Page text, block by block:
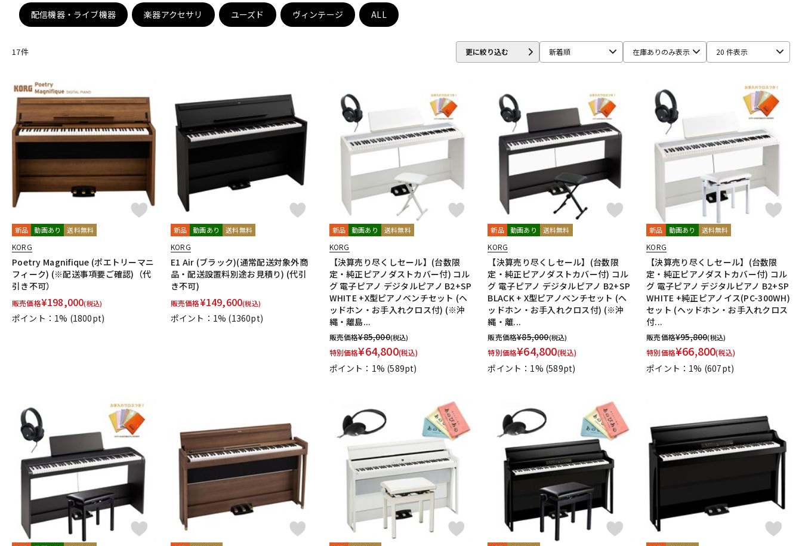
DJ機器 DTM DTM オンラ
イン納品
配信機器・ライブ機器 楽器アクセサリ ユーズド ヴィンテージ ALL
17件 更に絞り込む 新着順 在庫ありのみ表示 20 件表示
新品 動画あり 送料無料
KORG
Poetry Magnifique (ポエトリーマニ
フィーク) (※配送事項要ご確認)（代
引き不可）
販売価格¥198,000(税込)
ポイント：1% (1800pt)
新品 動画あり 送料無料
KORG
E1 Air (ブラック)(通常配送対象外商
品・配送設置料別途お見積り) (代引
き不可)
販売価格¥149,600(税込)
ポイント：1% (1360pt)
新品 動画あり 送料無料
KORG
【決算売り尽くしセール】(台数限
定・純正ピアノダストカバー付) コル
グ 電子ピアノ デジタルピアノ B2+SP
WHITE +X型ピアノベンチセット (ヘ
ッドホン・お手入れクロス付) (※沖
縄・離島...
販売価格¥85,000(税込)
特別価格¥64,800(税込)
ポイント：1% (589pt)
新品 動画あり 送料無料
KORG
【決算売り尽くしセール】(台数限
定・純正ピアノダストカバー付) コル
グ 電子ピアノ デジタルピアノ B2+SP
BLACK + X型ピアノベンチセット (ヘ
ッドホン・お手入れクロス付) (※沖
縄・離...
販売価格¥85,000(税込)
特別価格¥64,800(税込)
ポイント：1% (589pt)
新品 動画あり 送料無料
KORG
【決算売り尽くしセール】(台数限
定・純正ピアノダストカバー付) コル
グ 電子ピアノ デジタルピアノ B2+SP
WHITE +純正ピアノイス(PC-300WH)
セット (ヘッドホン・お手入れクロス
付...
販売価格¥95,800(税込)
特別価格¥66,800(税込)
ポイント：1% (607pt)